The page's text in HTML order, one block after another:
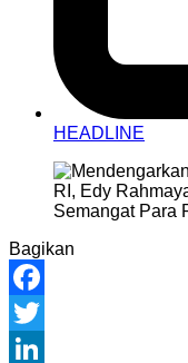
HEADLINE
Bagikan
Facebook
Twitter